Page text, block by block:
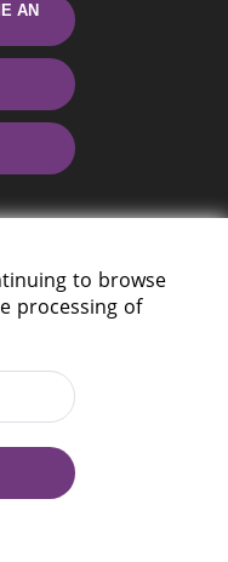
AN
Minsk,
to browse
processing of